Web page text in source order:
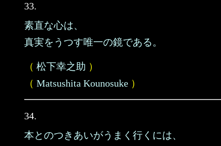
33.
素直な心は、
真実をうつす唯一の鏡である。
（ 松下幸之助 ）
（ Matsushita Kounosuke ）
34.
本とのつきあいがうまく行くには、